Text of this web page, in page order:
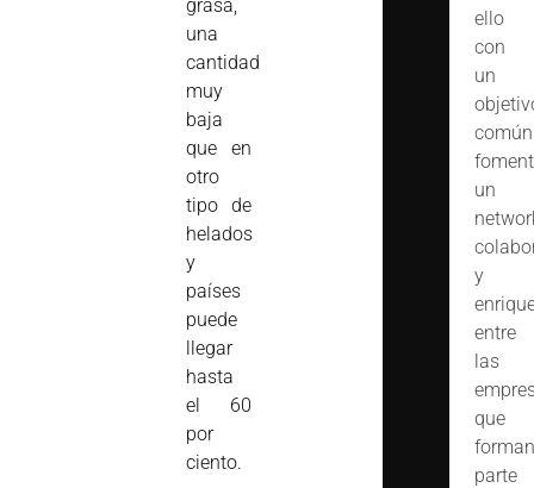
grasa,
una
cantidad
muy
baja
que en
otro
tipo de
helados
y
países
puede
llegar
hasta
el 60
por
ciento.
ello
con
un
un
y
entre
las
que
forman
parte